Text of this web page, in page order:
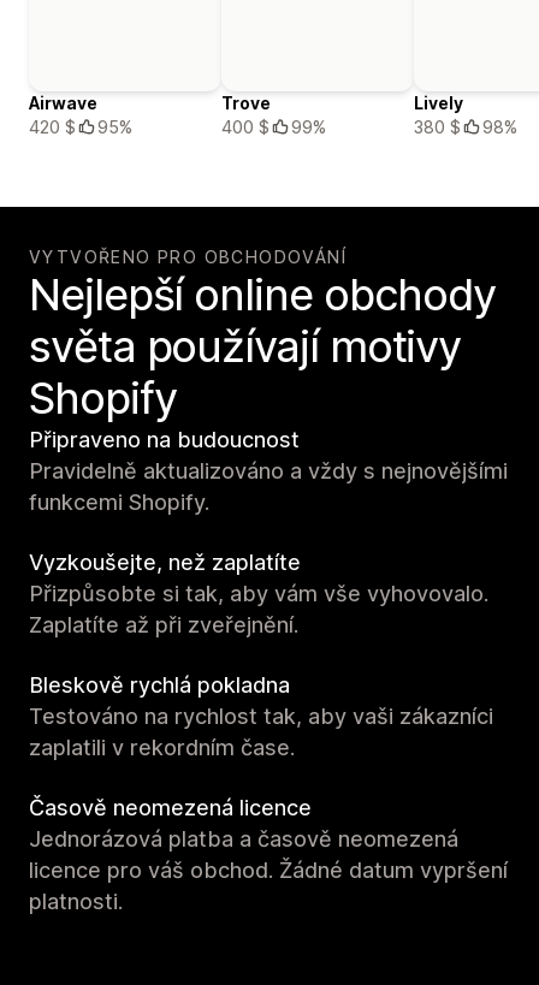
Airwave
420 $
95%
Trove
400 $
99%
Lively
380 $
98%
VYTVOŘENO PRO OBCHODOVÁNÍ
Nejlepší online obchody
světa používají motivy
Shopify
Připraveno na budoucnost
Pravidelně aktualizováno a vždy s nejnovějšími
funkcemi Shopify.
Vyzkoušejte, než zaplatíte
Přizpůsobte si tak, aby vám vše vyhovovalo.
Zaplatíte až při zveřejnění.
Bleskově rychlá pokladna
Testováno na rychlost tak, aby vaši zákazníci
zaplatili v rekordním čase.
Časově neomezená licence
Jednorázová platba a časově neomezená
licence pro váš obchod. Žádné datum vypršení
platnosti.